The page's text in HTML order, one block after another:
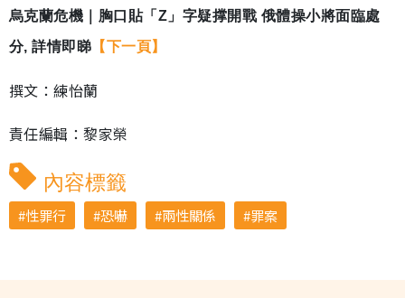
烏克蘭危機｜胸口貼「Z」字疑撑開戰 俄體操小將面臨處
分, 詳情即睇 【下一頁】
撰文：練怡蘭
責任編輯：黎家榮
內容標籤
性罪行 恐嚇 兩性關係 罪案